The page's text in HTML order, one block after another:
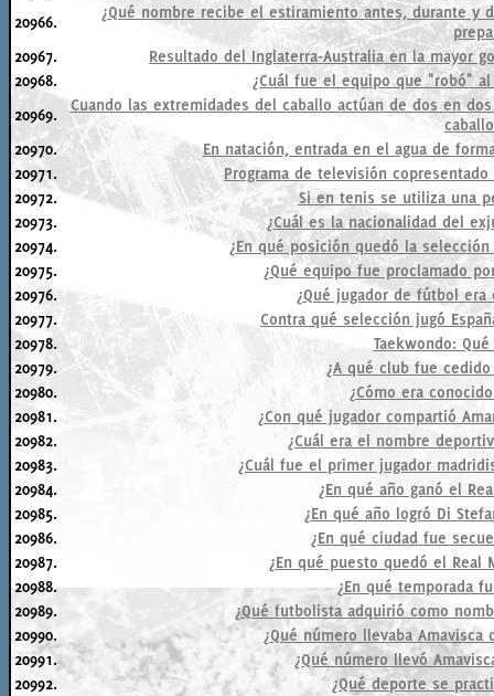
20966.
¿Qué nombre recibe el estiramiento antes, durante
20967.
Resultado del Inglaterra-Australia en la mayor
20968.
¿Cuál fue el equipo que "robó"
20969.
Cuando las extremidades del caballo actúan de dos en
20970.
En natación, entrada en el agua de
20971.
Programa de televisión
20972.
Si en tenis se utiliza una
20973.
¿Cuál es la nacionalidad del
20974.
¿En qué posición quedó la
20975.
¿Qué equipo fue proclamado
20976.
¿Qué jugador de fútbol
20977.
Contra qué selección jugó
20978.
Taekwondo:
20979.
¿A qué club fue
20980.
¿Cómo era
20981.
¿Con qué jugador compartió
20982.
¿Cuál era el nombre
20983.
¿Cuál fue el primer jugador
20984.
¿En qué año ganó el
20985.
¿En qué año logró Di
20986.
¿En qué ciudad fue
20987.
¿En qué puesto quedó el Real
20988.
¿En qué temporada
20989.
¿Qué futbolista adquirió como
20990.
¿Qué número llevaba Amavisca
20991.
¿Qué número llevó
20992.
¿Qué deporte se